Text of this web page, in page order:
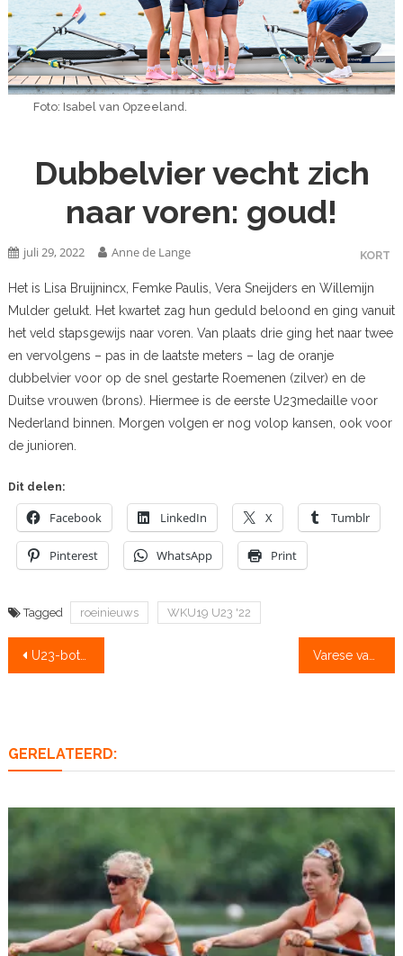
Foto: Isabel van Opzeeland.
Dubbelvier vecht zich
naar voren: goud!
KORT
juli 29, 2022 Anne de Lange
Het is Lisa Bruijnincx, Femke Paulis, Vera Sneijders en Willemijn
Mulder gelukt. Het kwartet zag hun geduld beloond en ging vanuit
het veld stapsgewijs naar voren. Van plaats drie ging het naar twee
en vervolgens – pas in de laatste meters – lag de oranje
dubbelvier voor op de snel gestarte Roemenen (zilver) en de
Duitse vrouwen (brons). Hiermee is de eerste U23medaille voor
Nederland binnen. Morgen volgen er nog volop kansen, ook voor
de junioren.
Dit delen:
Facebook LinkedIn X Tumblr
Pinterest WhatsApp Print
Tagged roeinieuws WKU19 U23 '22
Bericht
U23-boten aan goede kant van de streep, vandaag eerste finale
GERELATEERD: